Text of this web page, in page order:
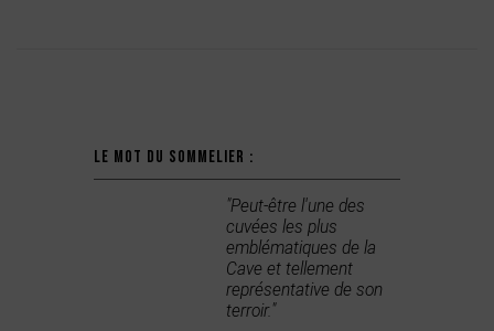
Le mot du sommelier :
"Peut-être l'une des
cuvées les plus
emblématiques de la
Cave et tellement
représentative de son
terroir."